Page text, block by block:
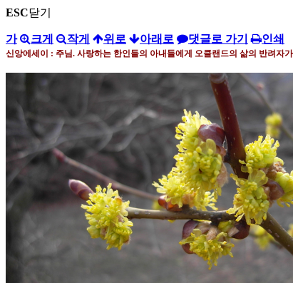
ESC닫기
가 크게 작게 위로 아래로 댓글로 가기 인쇄
신앙에세이 : 주님. 사랑하는 한인들의 아내들에게 오클랜드의 삶의 반려자